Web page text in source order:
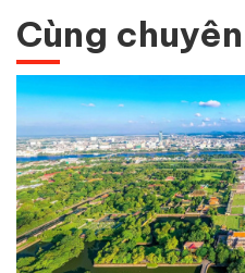
Cùng